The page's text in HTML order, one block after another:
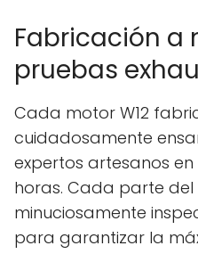
Fabricación a
pruebas
Cada motor W12
cuidadosamente
expertos artesanos
horas. Cada parte del
minuciosamente
para garantizar la